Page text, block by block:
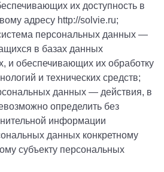
их доступность в
адресу http://solvie.ru;
персональных данных —
в базах данных
и обеспечивающих их обработку
и технических средств;
данных — действия, в
определить без
информации
данных конкретному
субъекту персональных